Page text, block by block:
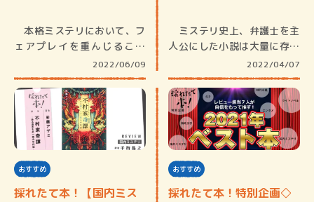
本格ミステリにおいて、フ
ェアプレイを重んじること
2022/06/09
ミステリ史上、弁護士を主
人公にした小説は大量に存在
2022/04/07
おすすめ
採れたて本！【国内ミス
おすすめ
採れたて本！特別企画◇